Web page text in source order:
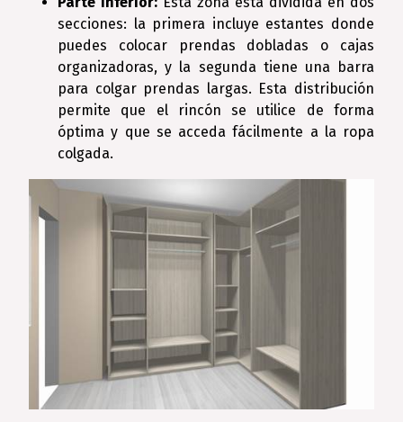
secciones: la primera incluye estantes donde
puedes colocar prendas dobladas o cajas
organizadoras, y la segunda tiene una barra
para colgar prendas largas. Esta distribución
permite que el rincón se utilice de forma
óptima y que se acceda fácilmente a la ropa
colgada.